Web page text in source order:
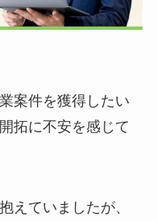
案件を獲得したい
拓に不安を感じて
えていましたが、